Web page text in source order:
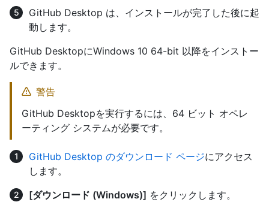
GitHub Desktop は、インストールが完了した後に起
動します。
GitHub DesktopにWindows 10 64-bit 以降をインストー
ルできます。
警告
GitHub Desktopを実行するには、64 ビット オペレ
ーティング システムが必要です。
GitHub Desktop のダウンロード ページにアクセス
します。
[ダウンロード (Windows)] をクリックします。